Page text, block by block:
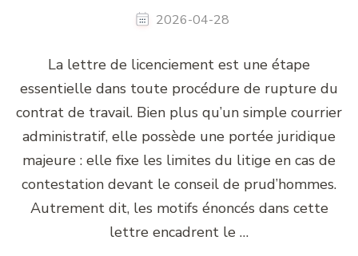
2026-04-28
La lettre de licenciement est une étape
essentielle dans toute procédure de rupture du
contrat de travail. Bien plus qu’un simple courrier
administratif, elle possède une portée juridique
majeure : elle fixe les limites du litige en cas de
contestation devant le conseil de prud’hommes.
Autrement dit, les motifs énoncés dans cette
lettre encadrent le …